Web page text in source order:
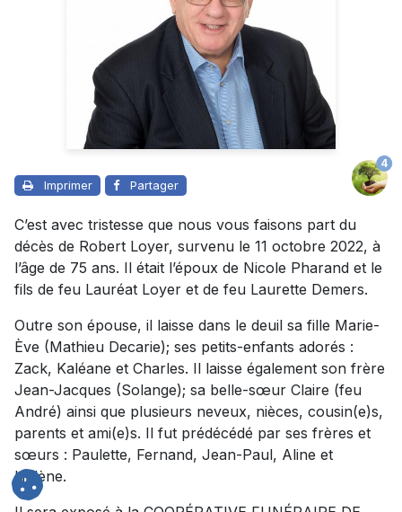
Imprimer Partager
4
C’est avec tristesse que nous vous faisons part du
décès de Robert Loyer, survenu le 11 octobre 2022, à
l’âge de 75 ans. Il était l’époux de Nicole Pharand et le
fils de feu Lauréat Loyer et de feu Laurette Demers.
Outre son épouse, il laisse dans le deuil sa fille Marie-
Ève (Mathieu Decarie); ses petits-enfants adorés :
Zack, Kaléane et Charles. Il laisse également son frère
Jean-Jacques (Solange); sa belle-sœur Claire (feu
André) ainsi que plusieurs neveux, nièces, cousin(e)s,
parents et ami(e)s. Il fut prédécédé par ses frères et
sœurs : Paulette, Fernand, Jean-Paul, Aline et
Hélène.